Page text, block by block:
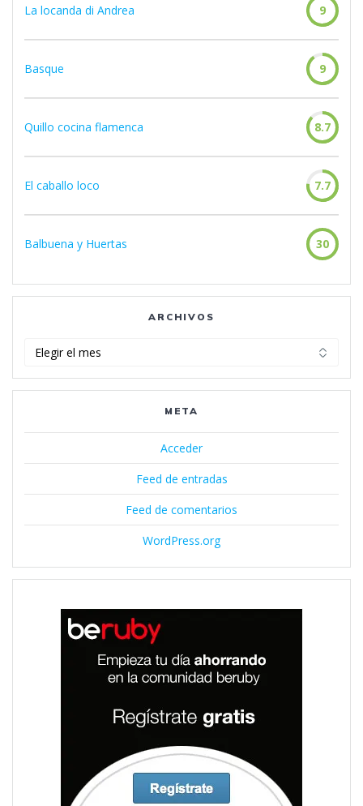
La locanda di Andrea 9
Basque 9
Quillo cocina flamenca 8.7
El caballo loco 7.7
Balbuena y Huertas 30
ARCHIVOS
META
Acceder
Feed de entradas
Feed de comentarios
WordPress.org